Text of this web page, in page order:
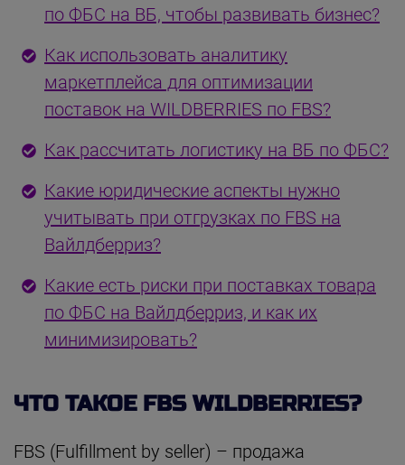
по ФБС на ВБ, чтобы развивать бизнес?
Как использовать аналитику
маркетплейса для оптимизации
поставок на WILDBERRIES по FBS?
Как рассчитать логистику на ВБ по ФБС?
Какие юридические аспекты нужно
учитывать при отгрузках по FBS на
Вайлдберриз?
Какие есть риски при поставках товара
по ФБС на Вайлдберриз, и как их
минимизировать?
ЧТО ТАКОЕ FBS WILDBERRIES?
FBS (Fulfillment by seller) – продажа